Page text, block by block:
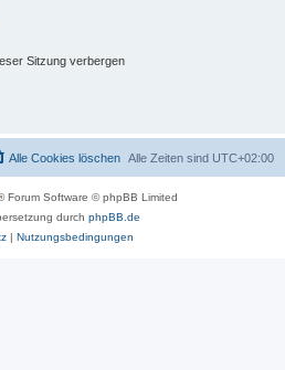
Sitzung verbergen
Alle Zeiten sind UTC+02:00
Alle Cookies löschen
Forum Software © phpBB Limited
durch phpBB.de
| Nutzungsbedingungen